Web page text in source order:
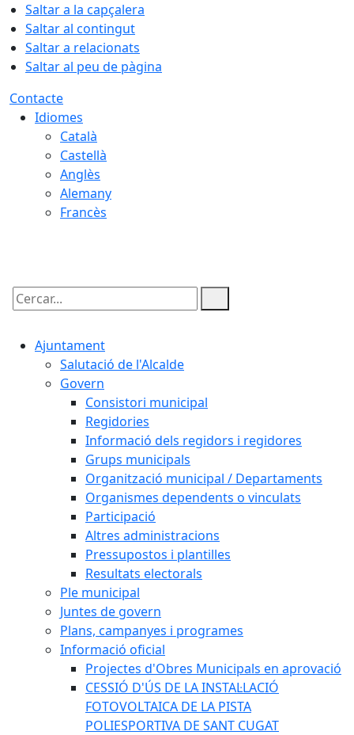
Saltar a la capçalera
Saltar al contingut
Saltar a relacionats
Saltar al peu de pàgina
Contacte
Idiomes
Català
Castellà
Anglès
Alemany
Francès
Cercar:
Ajuntament
Salutació de l'Alcalde
Govern
Consistori municipal
Regidories
Informació dels regidors i regidores
Grups municipals
Organització municipal / Departaments
Organismes dependents o vinculats
Participació
Altres administracions
Pressupostos i plantilles
Resultats electorals
Ple municipal
Juntes de govern
Plans, campanyes i programes
Informació oficial
Projectes d'Obres Municipals en aprovació
CESSIÓ D'ÚS DE LA INSTAL·LACIÓ
FOTOVOLTAICA DE LA PISTA
POLIESPORTIVA DE SANT CUGAT